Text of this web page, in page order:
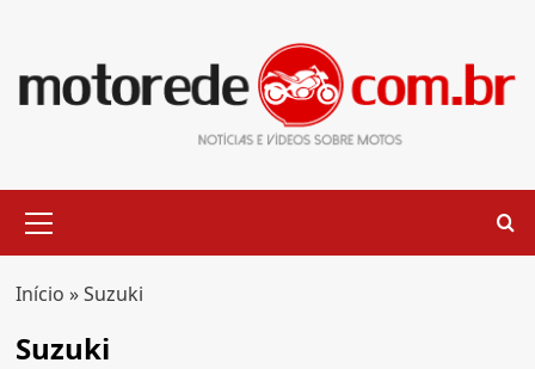
content
Menu
Início »Suzuki
Suzuki